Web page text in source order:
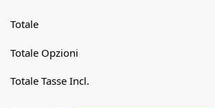
Totale
Totale Opzioni
Totale Tasse Incl.